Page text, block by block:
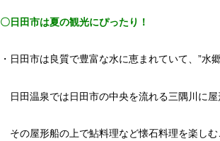
〇日田市は夏の観光にぴったり！
・日田市は良質で豊富な水に恵まれていて、”水
日田温泉では日田市の中央を流れる三隅川に屋
その屋形船の上で鮎料理など懐石料理を楽しむ